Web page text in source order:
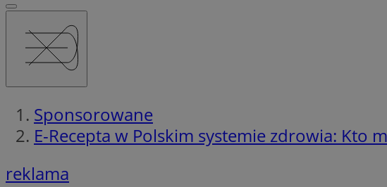
Sponsorowane
E-Recepta w Polskim systemie zdrowia: Kto
reklama